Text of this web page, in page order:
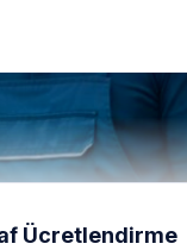
Ücretlendirme